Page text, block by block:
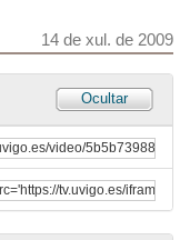
14 de xul. de 2009
Ocultar
13 de xul. de 2009
Quenda de preguntas
Humanism and the Supernatural in Suso de Toro´s A sombra cazadora
14 de xul. de 2009